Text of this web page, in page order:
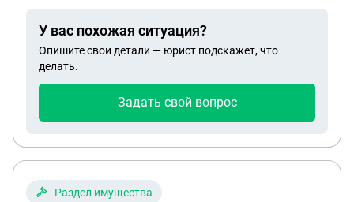
17.08.2025, а не номер от 19.11.2025
У вас похожая ситуация?
Опишите свои детали — юрист подскажет, что
делать.
Задать свой вопрос
Раздел имущества